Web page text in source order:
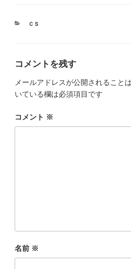
カ
ＣＳ
コメントを残す
メールアドレスが公開されること
いている欄は必須項目です
コメント ※
名前 ※